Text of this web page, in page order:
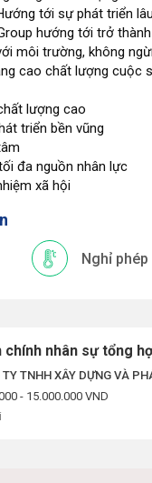
tới sự phát triển
hướng tới trở
môi trường, không
cao chất lượng cuộc
lượng cao
triển bền vũng
đa nguồn nhân lực
xã hội
Nghỉ phép
chính nhân sự tổng
TY TNHH XÂY DỰNG VÀ
- 15.000.000 VND